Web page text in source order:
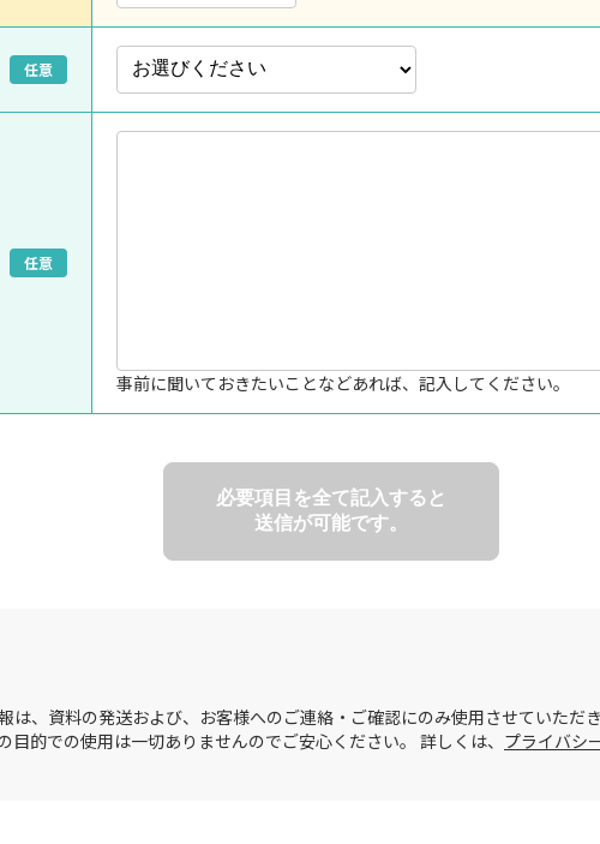
任意
任意
事前に聞いておきたいことなどあれば、記入してください。
必要項目を全て記入すると
送信が可能です。
は、資料の発送および、お客様へのご連絡・ご確認にのみ使用させていただ
目的での使用は一切ありませんのでご安心ください。 詳しくは、 プライバシ